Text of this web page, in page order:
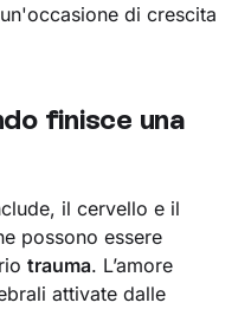
di crescita
finisce una
il cervello e il
possono essere
trauma. L’amore
attivate dalle